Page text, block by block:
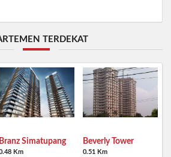
TERDEKAT
Branz Simatupang
Km
Beverly Tower
0.51 Km